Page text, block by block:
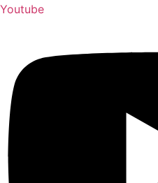
Youtube